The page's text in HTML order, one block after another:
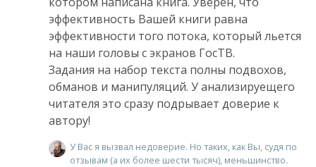
эффективность Вашей книги равна
эффективности того потока, который льется
на наши головы с экранов ГосТВ.
Задания на набор текста полны подвохов,
обманов и манипуляций. У анализируещего
читателя это сразу подрывает доверие к
автору!
У Вас я вызвал недоверие. Но таких, как Вы, судя по
отзывам (а их более шести тысяч), меньшинство.